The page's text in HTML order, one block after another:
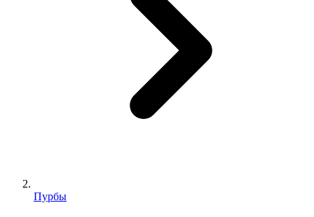
Пурбы